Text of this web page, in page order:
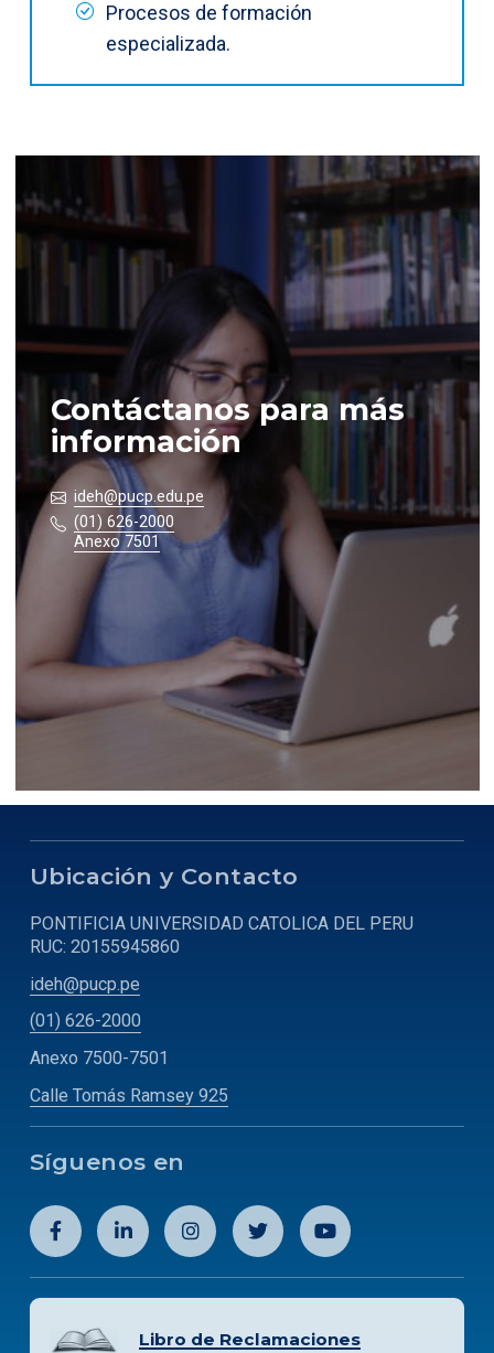
Procesos de formación
especializada.
Contáctanos para más
información
ideh@pucp.edu.pe
(01) 626-2000
Anexo 7501
Ubicación y Contacto
PONTIFICIA UNIVERSIDAD CATOLICA DEL PERU
RUC: 20155945860
ideh@pucp.pe
(01) 626-2000
Anexo 7500-7501
Calle Tomás Ramsey 925
Síguenos en
Libro de Reclamaciones